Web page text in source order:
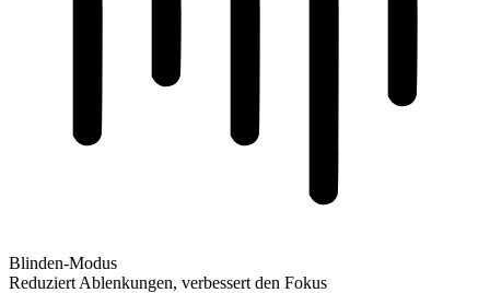
Blinden-Modus
Reduziert Ablenkungen, verbessert den Fokus